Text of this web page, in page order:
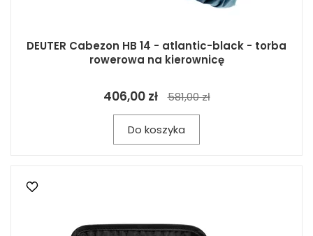
DEUTER Cabezon HB 14 - atlantic-black - torba
rowerowa na kierownicę
406,00 zł 581,00 zł
Do koszyka